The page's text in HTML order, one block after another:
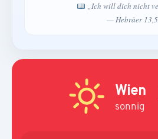
„Ich will dich nicht
— Hebräer 13,5
Wien
sonnig